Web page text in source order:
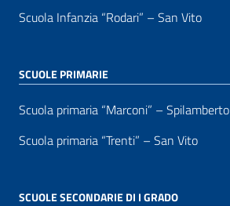
Scuola Infanzia “Rodari” – San Vito
SCUOLE PRIMARIE
Scuola primaria “Marconi” – Spilamberto
Scuola primaria “Trenti” – San Vito
SCUOLE SECONDARIE DI I GRADO